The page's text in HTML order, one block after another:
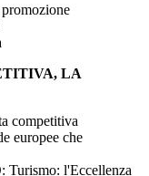
LA
competitiva
europee che
l'Eccellenza